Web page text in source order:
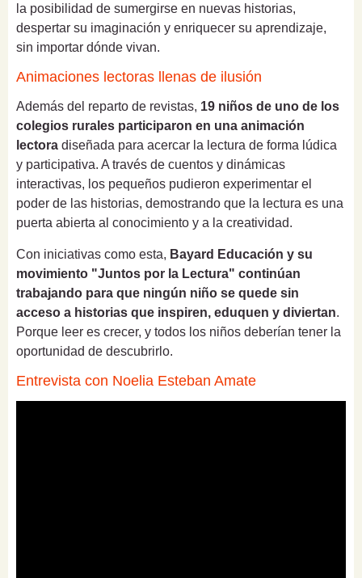
la posibilidad de sumergirse en nuevas historias,
despertar su imaginación y enriquecer su aprendizaje,
sin importar dónde vivan.
Animaciones lectoras llenas de ilusión
Además del reparto de revistas, 19 niños de uno de los
colegios rurales participaron en una animación
lectora diseñada para acercar la lectura de forma lúdica
y participativa. A través de cuentos y dinámicas
interactivas, los pequeños pudieron experimentar el
poder de las historias, demostrando que la lectura es una
puerta abierta al conocimiento y a la creatividad.
Con iniciativas como esta, Bayard Educación y su
movimiento "Juntos por la Lectura" continúan
trabajando para que ningún niño se quede sin
acceso a historias que inspiren, eduquen y diviertan.
Porque leer es crecer, y todos los niños deberían tener la
oportunidad de descubrirlo.
Entrevista con Noelia Esteban Amate